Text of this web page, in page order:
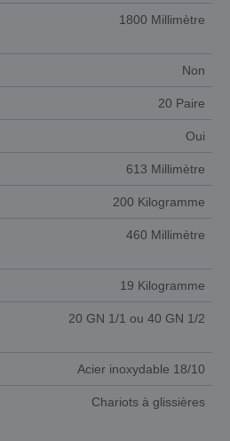
1800 Millimètre
Non
20 Paire
Oui
613 Millimètre
200 Kilogramme
460 Millimètre
19 Kilogramme
20 GN 1/1 ou 40 GN 1/2
Acier inoxydable 18/10
Chariots à glissières